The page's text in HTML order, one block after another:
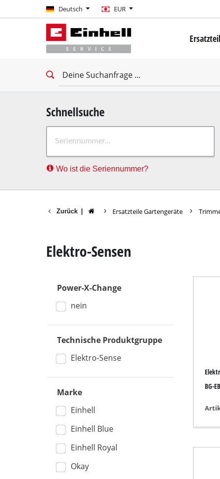
Deutsch
Deutsch EUR
EUR
GBP
CZK
Mini-
Kapp- /
Sonstige
Schnellsuche
Wo ist die Seriennummer?
Zurück Ersatzteile Gartengeräte
Elektro-Sensen
Power-X-Change
nein
Technische Produktgruppe
Elektro-Sense
Marke
Einhell
Einhell Blue
Einhell Royal
Okay
BG-